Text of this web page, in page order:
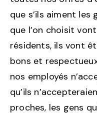
que s’ils aiment les
que l’on choisit
résidents, ils vont
bons et
nos employés
qu’ils
proches, les gens